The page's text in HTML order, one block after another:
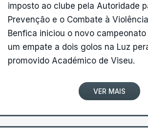
imposto ao clube pela Autoridade
Prevenção e o Combate à
Benfica iniciou o novo
um empate a dois golos na Luz
promovido Académico de Viseu.
VER MAIS